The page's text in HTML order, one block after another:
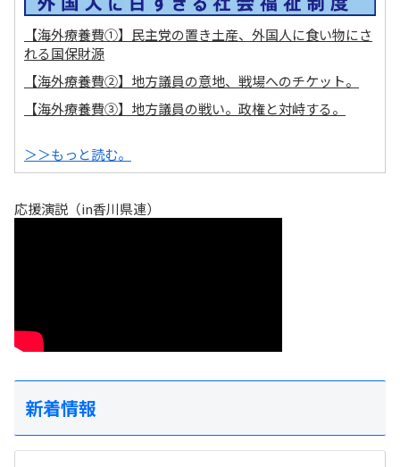
【海外療養費①】民主党の置き土産、外国人に食い物にさ
れる国保財源
【海外療養費②】地方議員の意地、戦場へのチケット。
【海外療養費③】地方議員の戦い。政権と対峙する。
＞＞もっと読む。
応援演説（in香川県連）
新着情報